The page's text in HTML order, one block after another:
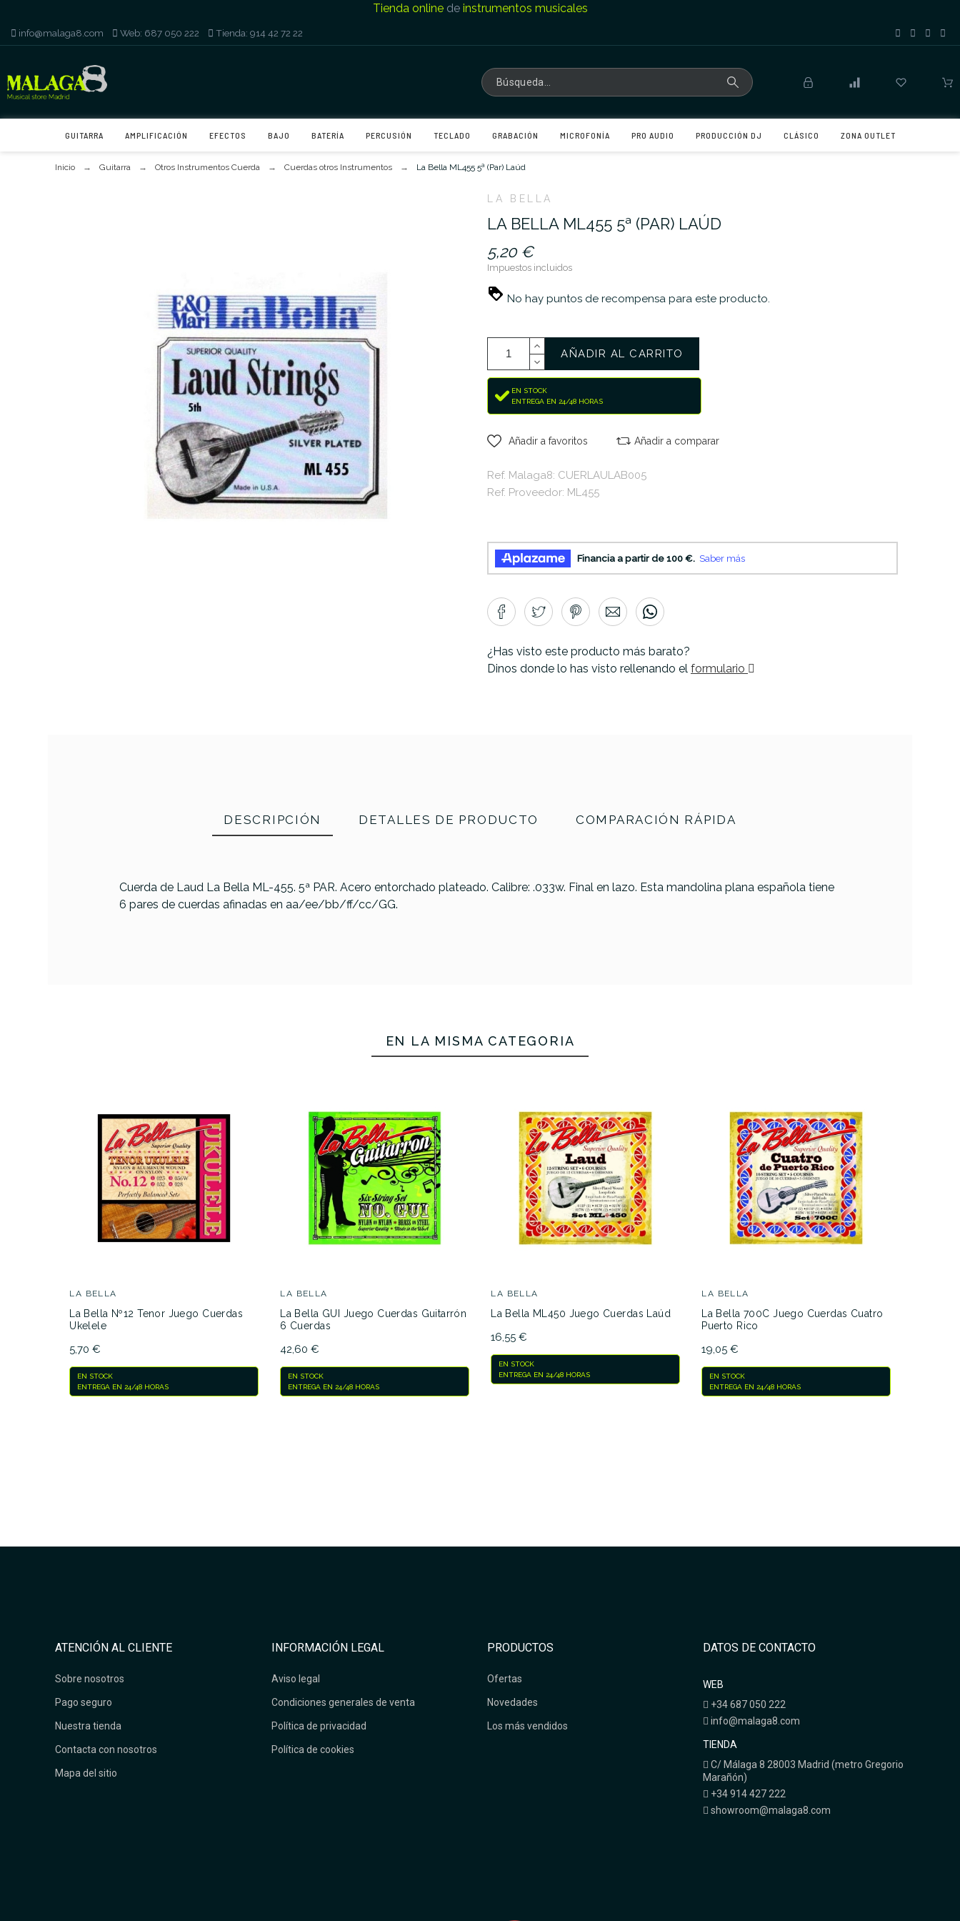
Tienda onlinede instrumentos musicales
info@malaga8.com Web: 687 050 222 Tienda: 914 42 72 22
GUITARRA AMPLIFICACIÓN EFECTOS BAJO BATERÍA PERCUSIÓN TECLADO GRABACIÓN MICROFONÍA PRO AUDIO PRODUCCIÓN DJ CLÁSICO ZONA OUTLET
Inicio Guitarra Otros Instrumentos Cuerda Cuerdas otros Instrumentos La Bella ML455 5ª (Par) Laúd
LA BELLA
LA BELLA ML455 5ª (PAR) LAÚD
5,20 €
Impuestos incluidos
No hay puntos de recompensa para este producto.
AÑADIR AL CARRITO
EN STOCK
ENTREGA EN 24/48 HORAS
Añadir a favoritos Añadir a comparar
Ref. Malaga8: CUERLAULAB005
Ref. Proveedor: ML455
¿Has visto este producto más barato?
Dinos donde lo has visto rellenando el formulario
DESCRIPCIÓN DETALLES DE PRODUCTO COMPARACIÓN RÁPIDA
Cuerda de Laud La Bella ML-455. 5ª PAR. Acero entorchado plateado. Calibre: .033w. Final en lazo. Esta mandolina plana española tiene
6 pares de cuerdas afinadas en aa/ee/bb/ff/cc/GG.
Mandola 1560 L
(1m 20)
Mandola 1560
AVAILABILITY
PRECIO 16,55 € 16,40 € 13,95 €
EN LA MISMA CATEGORÍA
LA BELLA
La Bella Nº12 Tenor Juego Cuerdas
Ukelele
5,70 €
EN STOCK
ENTREGA EN 24/48 HORAS
LA BELLA
La Bella GUI Juego Cuerdas Guitarrón
6 Cuerdas
42,60 €
EN STOCK
ENTREGA EN 24/48 HORAS
LA BELLA
La Bella ML450 Juego Cuerdas Laúd
16,55 €
EN STOCK
ENTREGA EN 24/48 HORAS
LA BELLA
La Bella 700C Juego Cuerdas Cuatro
Puerto Rico
19,05 €
EN STOCK
ENTREGA EN 24/48 HORAS
ATENCIÓN AL CLIENTE
Sobre nosotros
Pago seguro
Nuestra tienda
Contacta con nosotros
Mapa del sitio
INFORMACIÓN LEGAL
Aviso legal
Condiciones generales de venta
Política de privacidad
Política de cookies
PRODUCTOS
Ofertas
Novedades
Los más vendidos
DATOS DE CONTACTO
WEB
+34 687 050 222
info@malaga8.com
TIENDA
C/ Málaga 8 28003 Madrid (metro Gregorio
Marañón)
+34 914 427 222
showroom@malaga8.com